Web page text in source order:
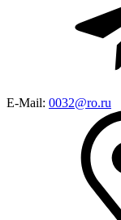
E-Mail: 0032@ro.ru